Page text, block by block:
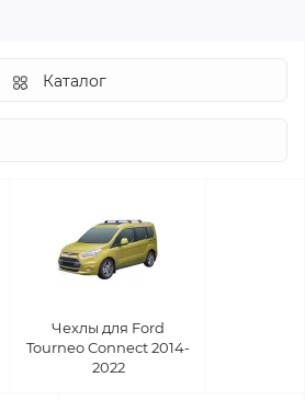
Каталог
Чехлы для Ford
Tourneo Connect 2014-
2022